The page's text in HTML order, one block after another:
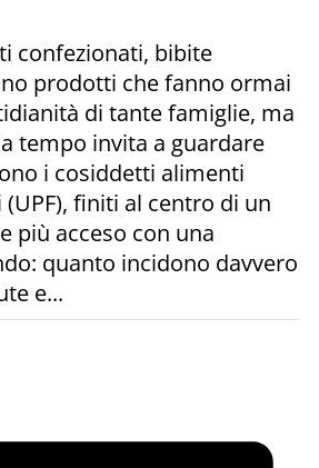
confezionati, bibite
prodotti che fanno ormai
di tante famiglie, ma
tempo invita a guardare
i cosiddetti alimenti
finiti al centro di un
più acceso con una
quanto incidono davvero
e...